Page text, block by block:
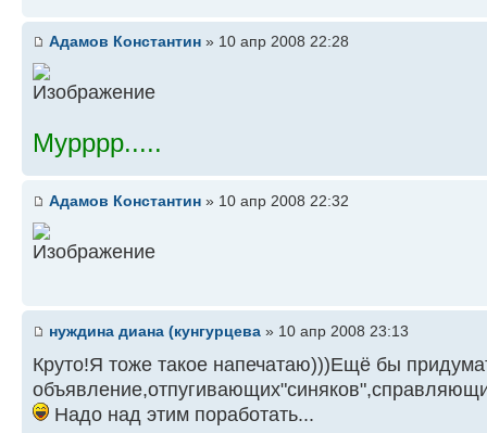
Адамов Константин » 10 апр 2008 22:28
Мурррр.....
Адамов Константин » 10 апр 2008 22:32
нуждина диана (кунгурцева » 10 апр 2008 23:13
Круто!Я тоже такое напечатаю)))Ещё бы
Надо над этим поработать...